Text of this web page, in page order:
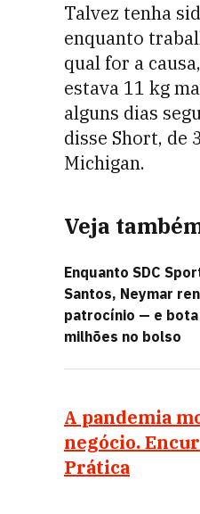
Talvez tenha
enquanto
qual for a
estava 11 kg
alguns dias
disse Short, de
Michigan.
Veja
Enquanto SDC
Santos, Neymar
patrocínio — e bota
milhões no bolso
A pandemia
negócio.
Prática